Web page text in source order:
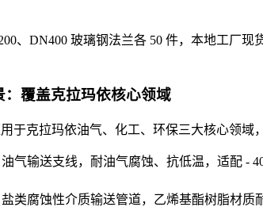
、DN400 玻璃钢法兰各 50 件，本地工厂
：覆盖克拉玛依核心领域
于克拉玛依油气、化工、环保三大核心领域
气输送支线，耐油气腐蚀、抗低温，适配
类腐蚀性介质输送管道，乙烯基酯树脂材